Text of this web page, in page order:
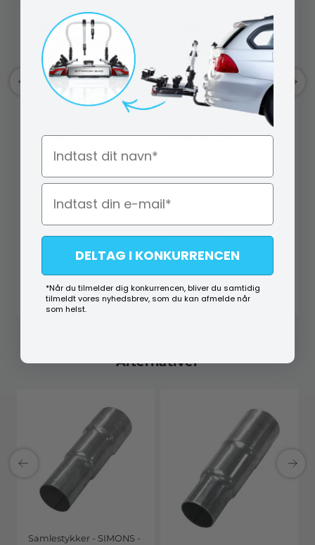
SIMONS - 45 mm
A1 00704510
44,95DKK
Køb
På lager (lev. 1-2 hverdage)
Udstødnings Clamps -
25,00DKK
Køb
Alternativer
Samlestykker - SIMONS -
Navn
DELTAG I KONKURRENCEN
*Når du tilmelder dig konkurrencen, bliver du samtidig
tilmeldt vores nyhedsbrev, som du kan afmelde når
som helst.